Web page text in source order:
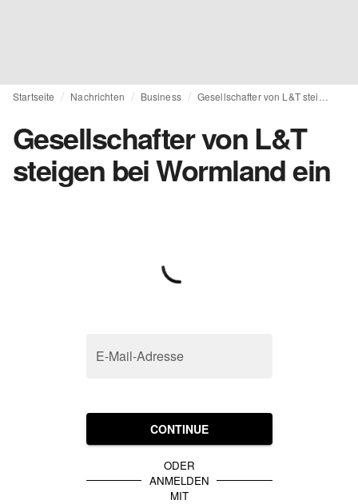
Startseite Nachrichten Business
Gesellschafter von L&T
steigen bei Wormland ein
E-Mail-Adresse
CONTINUE
ODER
ANMELDEN
MIT